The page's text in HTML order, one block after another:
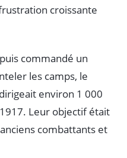
croissante
puis commandé un
les camps, le
environ 1 000
Leur objectif était
combattants et